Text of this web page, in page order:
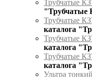
Трубчатые
Трубчатые
каталога
Трубчатые
каталога
Трубчатые
каталога
Ультра